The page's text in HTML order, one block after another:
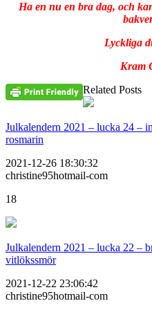
Ha en nu en bra dag, och
Lyckliga
Kram
Related Posts
Julkalendern 2021 – lucka 24 –
rosmarin
2021-12-26 18:30:32
christine95hotmail-com
18
Julkalendern 2021 – lucka 22 –
vitlökssmör
2021-12-22 23:06:42
christine95hotmail-com